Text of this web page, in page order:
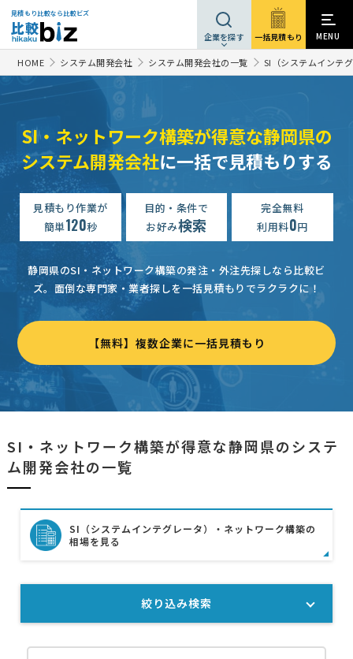
見積もり比較なら比較ビズ
企業を探す 一括見積もり MENU
HOME システム開発会社 システム開発会社の一覧 SI（システムインテ
SI・ネットワーク構築が得意な静岡県の
システム開発会社に一括で見積もりする
見積もり作業が
簡単120秒
目的・条件で
お好み検索
完全無料
利用料0円
静岡県のSI・ネットワーク構築の発注・外注先探しなら比較ビ
ズ。 面倒な専門家・業者探しを一括見積もりでラクラクに！
【無料】複数企業に一括見積もり
SI・ネットワーク構築が得意な静岡県のシステ
ム開発会社の一覧
SI（システムインテグレータ）・ネットワーク構築の
相場を見る
絞り込み検索